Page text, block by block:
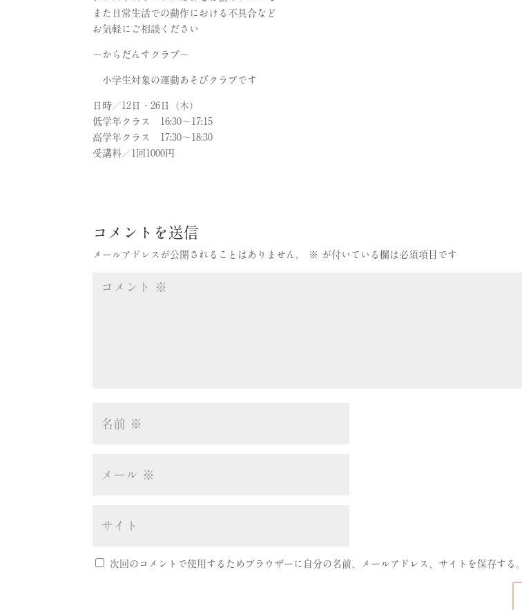
また日常生活での動作における不具合など
お気軽にご相談ください
～からだんすクラブ～
小学生対象の運動あそびクラブです
日時／12日・26日（木）
低学年クラス 16:30〜17:15
高学年クラス 17:30〜18:30
受講料／1回1000円
コメントを送信
メールアドレスが公開されることはありません。 ※ が付いている欄は必須項目です
次回のコメントで使用するためブラウザーに自分の名前、メールアドレス、サイトを保存する。